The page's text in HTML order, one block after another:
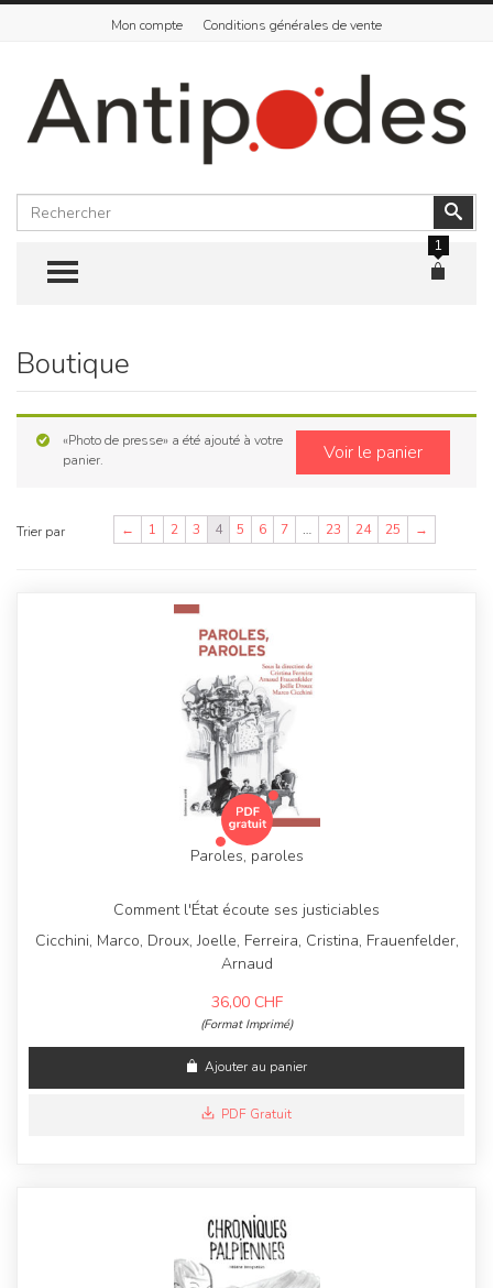
Mon compte Conditions générales de vente
Rechercher
TOGGLE MENU
1
Skip
content
Boutique
Voir le panier
«Photo de presse» a été ajouté à votre
panier.
Trier par
Paroles, paroles
Comment l'État écoute ses justiciables
Cicchini, Marco, Droux, Joelle, Ferreira, Cristina, Frauenfelder,
Arnaud
36,00 CHF
(Format Imprimé)
Ajouter au panier
PDF Gratuit
← 1 2 3 4 5 6 7 … 23 24 25 →